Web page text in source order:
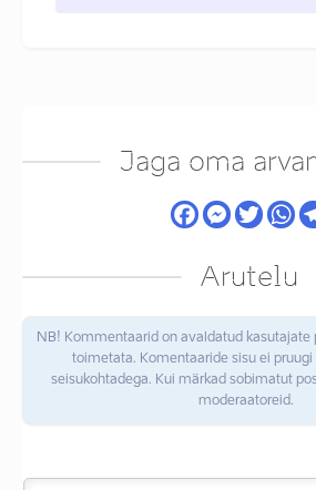
Jaga oma
Arutelu
NB! Kommentaarid on avaldatud kasutajate
toimetata. Komentaaride sisu ei
seisukohtadega. Kui märkad sobimatut
moderaatoreid.